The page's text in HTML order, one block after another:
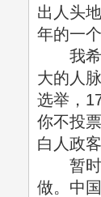
出人头
年的一
我希望
大的人
选举，
你不投
白人政
暂时想
做。中